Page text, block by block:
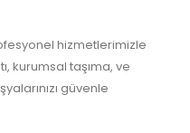
hizmetlerimizle
kurumsal taşıma, ve
güvenle